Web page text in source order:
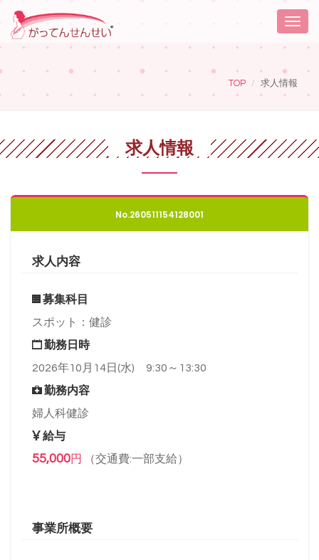
Toggle
TOP 求人情報
求人情報
No.260511154128001
求人内容
募集科目
スポット：健診
勤務日時
2026年10月14日(水) 9:30～13:30
勤務内容
婦人科健診
給与
55,000円 （交通費:一部支給）
事業所概要